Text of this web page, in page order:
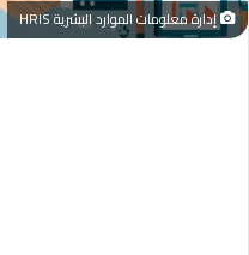
إدارة معلومات الموارد البشرية HRIS